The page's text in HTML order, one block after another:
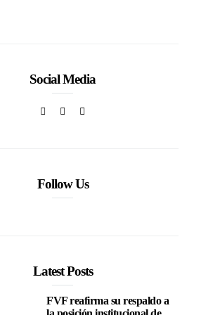
Social Media
Follow Us
Latest Posts
FVF reafirma su respaldo a